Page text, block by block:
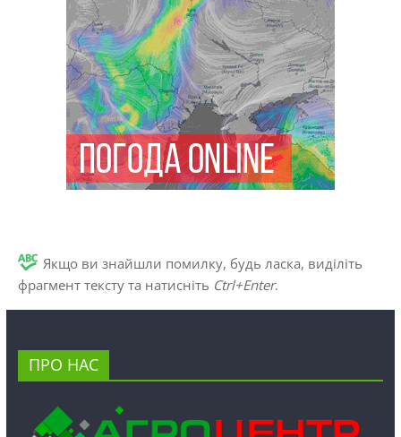
Якщо ви знайшли помилку, будь ласка, виділіть
фрагмент тексту та натисніть Ctrl+Enter.
ПРО НАС